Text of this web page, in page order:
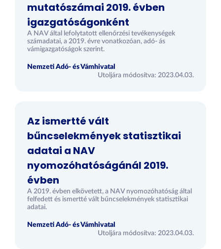
mutatószámai 2019. évben
igazgatóságonként
A NAV által lefolytatott ellenőrzési tevékenységek
számadatai, a 2019. évre vonatkozóan, adó- ás
vámigazgatóságok szerint.
Nemzeti Adó- és Vámhivatal
Utoljára módosítva: 2023.04.03.
Az ismertté vált
bűncselekmények statisztikai
adatai a NAV
nyomozóhatóságánál 2019.
évben
A 2019. évben elkövetett, a NAV nyomozóhatóság által
felfedett és ismertté vált bűncselekmények statisztikai
adatai.
Nemzeti Adó- és Vámhivatal
Utoljára módosítva: 2023.04.03.